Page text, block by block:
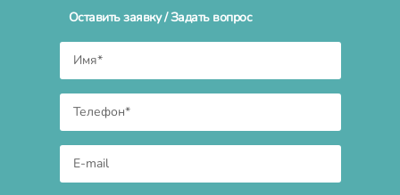
Оставить заявку / Задать вопрос